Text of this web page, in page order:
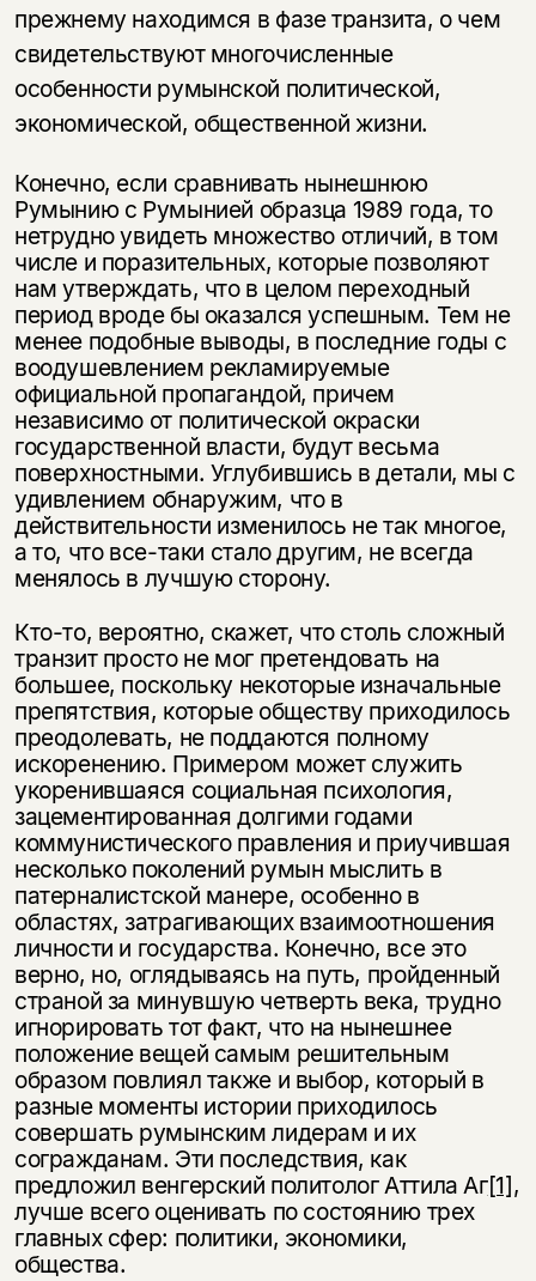
прежнему находимся в фазе транзита, о чем
свидетельствуют многочисленные
особенности румынской политической,
экономической, общественной жизни.
Конечно, если сравнивать нынешнюю
Румынию с Румынией образца 1989 года, то
нетрудно увидеть множество отличий, в том
числе и поразительных, которые позволяют
нам утверждать, что в целом переходный
период вроде бы оказался успешным. Тем не
менее подобные выводы, в последние годы с
воодушевлением рекламируемые
официальной пропагандой, причем
независимо от политической окраски
государственной власти, будут весьма
поверхностными. Углубившись в детали, мы с
удивлением обнаружим, что в
действительности изменилось не так многое,
а то, что все-таки стало другим, не всегда
менялось в лучшую сторону.
Кто-то, вероятно, скажет, что столь сложный
транзит просто не мог претендовать на
большее, поскольку некоторые изначальные
препятствия, которые обществу приходилось
преодолевать, не поддаются полному
искоренению. Примером может служить
укоренившаяся социальная психология,
зацементированная долгими годами
коммунистического правления и приучившая
несколько поколений румын мыслить в
патерналистской манере, особенно в
областях, затрагивающих взаимоотношения
личности и государства. Конечно, все это
верно, но, оглядываясь на путь, пройденный
страной за минувшую четверть века, трудно
игнорировать тот факт, что на нынешнее
положение вещей самым решительным
образом повлиял также и выбор, который в
разные моменты истории приходилось
совершать румынским лидерам и их
согражданам. Эти последствия, как
предложил венгерский политолог Аттила Аг[1],
лучше всего оценивать по состоянию трех
главных сфер: политики, экономики,
общества.